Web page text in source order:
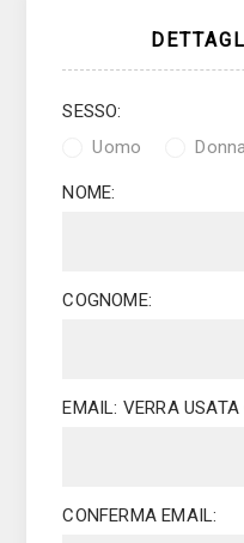
SESSO:
Uomo
NOME:
COGNOME:
E­MAIL: VERRA
CONFERMA E­MAIL: